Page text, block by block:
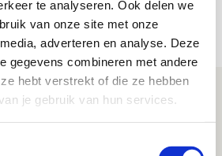
te analyseren. Ook delen we
van onze site met onze
adverteren en analyse. Deze
gegevens combineren met andere
hebt verstrekt of die ze hebben
je gebruik van hun services.
gezelligheid tijdens